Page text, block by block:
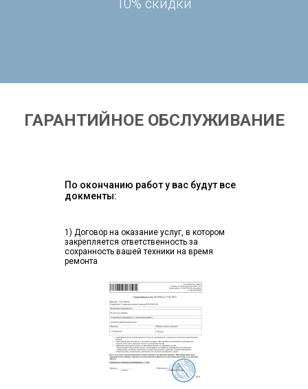
10% скидки
ГАРАНТИЙНОЕ ОБСЛУЖИВАНИЕ
По окончанию работ у вас будут все
докменты:
1) Договор на оказание услуг, в котором
закрепляется ответственность за
сохранность вашей техники на время
ремонта